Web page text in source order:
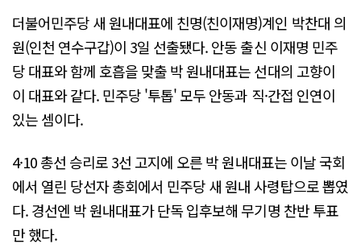
더불어민주당 새 원내대표에 친명(친이재명)계인 박찬대 의
원(인천 연수구갑)이 3일 선출됐다. 안동 출신 이재명 민주
당 대표와 함께 호흡을 맞출 박 원내대표는 선대의 고향이
이 대표와 같다. 민주당 '투톱' 모두 안동과 직·간접 인연이
있는 셈이다.
4·10 총선 승리로 3선 고지에 오른 박 원내대표는 이날 국회
에서 열린 당선자 총회에서 민주당 새 원내 사령탑으로 뽑였
다. 경선엔 박 원내대표가 단독 입후보해 무기명 찬반 투표
만 했다.